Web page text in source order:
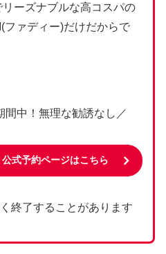
ーズナブルな高コスパの
ァディー)だけだからで
間中！無理な勧誘なし／
式予約ページはこちら
終了することがあります